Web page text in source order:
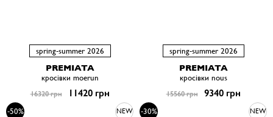
spring-summer 2026
PREMIATA
кросівки moerun
16320 грн 11420 грн
spring-summer 2026
PREMIATA
кросівки nous
15560 грн 9340 грн
-50% NEW -30% NEW